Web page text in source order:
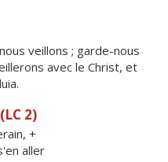
veillons ; garde-nous
avec le Christ, et
2)
+
aller